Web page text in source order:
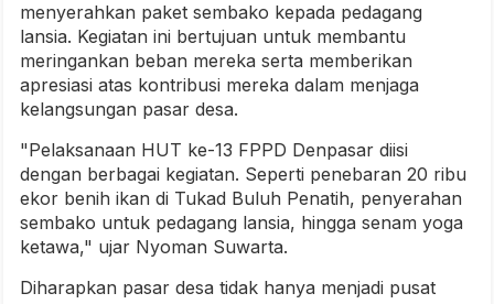
menyerahkan paket sembako kepada pedagang
lansia. Kegiatan ini bertujuan untuk membantu
meringankan beban mereka serta memberikan
apresiasi atas kontribusi mereka dalam menjaga
kelangsungan pasar desa.
"Pelaksanaan HUT ke-13 FPPD Denpasar diisi
dengan berbagai kegiatan. Seperti penebaran 20 ribu
ekor benih ikan di Tukad Buluh Penatih, penyerahan
sembako untuk pedagang lansia, hingga senam yoga
ketawa," ujar Nyoman Suwarta.
Diharapkan pasar desa tidak hanya menjadi pusat